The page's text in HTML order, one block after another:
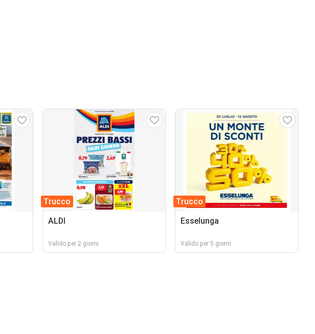
Trucco
ALDI
Valido per 2 giorni
Trucco
Esselunga
Valido per 5 giorni